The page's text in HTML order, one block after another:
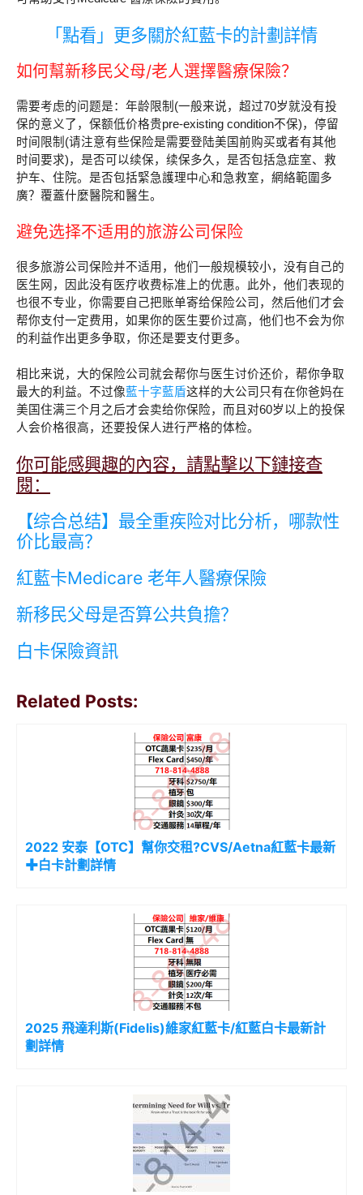
「點看」更多關於紅藍卡的計劃詳情
如何幫新移民父母/老人選擇醫療保險？
需要考虑的问题是：年龄限制(一般来说，超过70岁就没有投
保的意义了，保额低价格贵pre-existing condition不保)，停留
时间限制(请注意有些保险是需要登陆美国前购买或者有其他
时间要求)，是否可以续保，续保多久，是否包括急症室、救
护车、住院。是否包括緊急護理中心和急救室，網絡範圍多
廣？覆蓋什麼醫院和醫生。
避免选择不适用的旅游公司保险
很多旅游公司保险并不适用，他们一般规模较小，没有自己的
医生网，因此没有医疗收费标准上的优惠。此外，他们表现的
也很不专业，你需要自己把账单寄给保险公司，然后他们才会
帮你支付一定费用，如果你的医生要价过高，他们也不会为你
的利益作出更多争取，你还是要支付更多。
相比来说，大的保险公司就会帮你与医生讨价还价，帮你争取
最大的利益。不过像藍十字藍盾这样的大公司只有在你爸妈在
美国住满三个月之后才会卖给你保险，而且对60岁以上的投保
人会价格很高，还要投保人进行严格的体检。
你可能感興趣的內容，請點擊以下鏈接查
閱：
【综合总结】最全重疾险对比分析，哪款性
价比最高？
紅藍卡Medicare 老年人醫療保險
新移民父母是否算公共負擔？
白卡保險資訊
Related Posts:
2022 安泰【OTC】幫你交租?CVS/Aetna紅藍卡最新
✚白卡計劃詳情
2025 飛達利斯(Fidelis)維家紅藍卡/紅藍白卡最新計
劃詳情